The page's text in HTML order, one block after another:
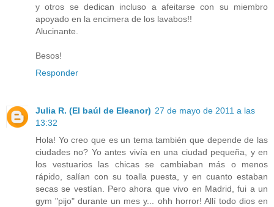
y otros se dedican incluso a afeitarse con su miembro
apoyado en la encimera de los lavabos!!
Alucinante.
Besos!
Responder
Julia R. (El baúl de Eleanor) 27 de mayo de 2011 a las
13:32
Hola! Yo creo que es un tema también que depende de las
ciudades no? Yo antes vivía en una ciudad pequeña, y en
los vestuarios las chicas se cambiaban más o menos
rápido, salían con su toalla puesta, y en cuanto estaban
secas se vestían. Pero ahora que vivo en Madrid, fui a un
gym "pijo" durante un mes y... ohh horror! Allí todo dios en